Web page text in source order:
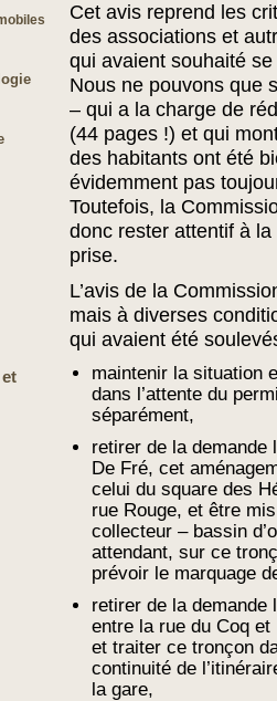
Cet avis reprend les
des associations et
qui avaient souhaité
Nous ne pouvons que
– qui a la charge de
(44 pages !) et qui
des habitants ont été
évidemment pas
Toutefois, la
donc rester attentif à
prise.
L’avis de la
mais à diverses
qui avaient été
maintenir la situation
dans l’attente du
séparément,
retirer de la demande
De Fré, cet
celui du square des
rue Rouge, et être
collecteur – bassin
attendant, sur ce
prévoir le marquage
retirer de la demande
entre la rue du Coq
et traiter ce tronçon
continuité de
la gare,